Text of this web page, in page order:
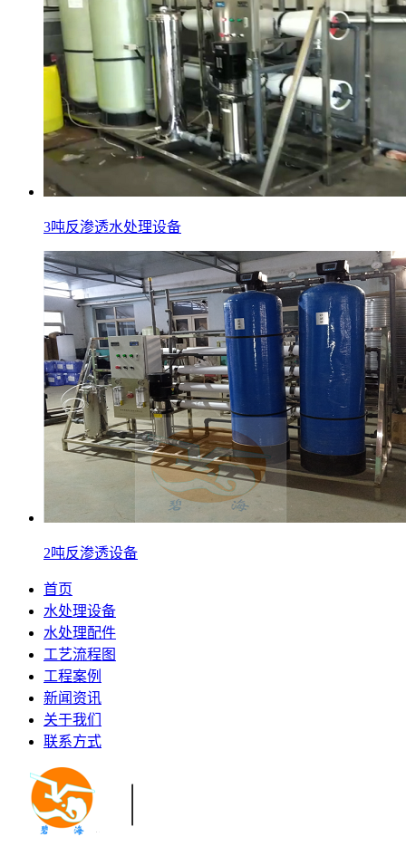
3吨反渗透水处理设备
2吨反渗透设备
首页
水处理设备
水处理配件
工艺流程图
工程案例
新闻资讯
关于我们
联系方式